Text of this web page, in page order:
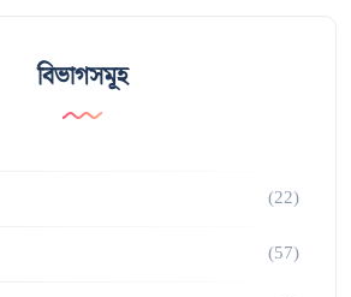
বিভাগসমূহ
(22)
(57)